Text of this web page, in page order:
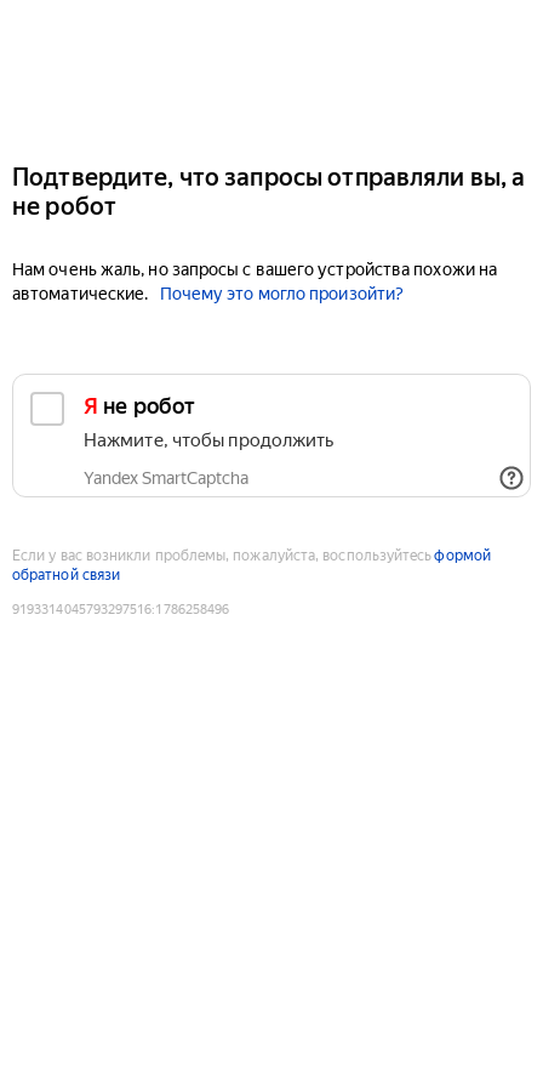
Подтвердите, что запросы отправляли вы, а
не робот
Нам очень жаль, но запросы с вашего устройства похожи на
автоматические.
Почему это могло произойти?
Я не робот
Нажмите, чтобы продолжить
Yandex SmartCaptcha
Если у вас возникли проблемы, пожалуйста, воспользуйтесьформой
обратной связи
9193314045793297516:1786258496